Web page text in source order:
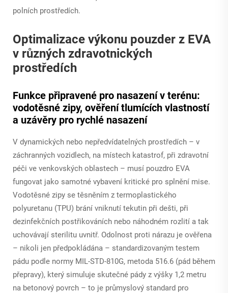
polních prostředích.
Optimalizace výkonu pouzder z EVA
v různých zdravotnických
prostředích
Funkce připravené pro nasazení v terénu:
vodotěsné zipy, ověření tlumících vlastností
a uzávěry pro rychlé nasazení
V dynamických nebo nepředvídatelných prostředích – v
záchranných vozidlech, na místech katastrof, při zdravotní
péči ve venkovských oblastech – musí pouzdro EVA
fungovat jako samotné vybavení kritické pro splnění mise.
Vodotěsné zipy se těsněním z termoplastického
polyuretanu (TPU) brání vniknutí tekutin při dešti, při
dezinfekčních postřikováních nebo náhodném rozlití a tak
uchovávají sterilitu uvnitř. Odolnost proti nárazu je ověřena
– nikoli jen předpokládána – standardizovaným testem
pádu podle normy MIL-STD-810G, metoda 516.6 (pád během
přepravy), který simuluje skutečné pády z výšky 1,2 metru
na betonový povrch – to je průmyslový standard pro